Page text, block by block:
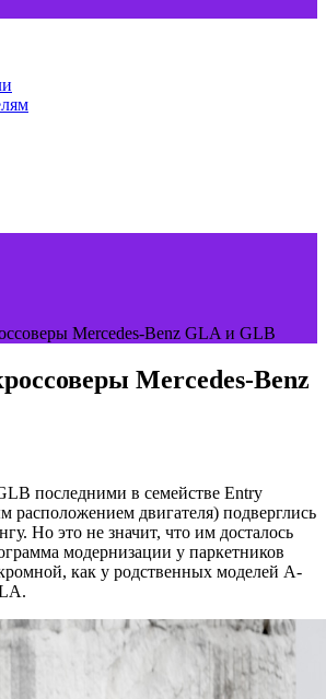
Mercedes-Benz GLA и GLB
Mercedes-Benz
последними в семействе Entry
расположением двигателя) подверглись
Но это не значит, что им досталось
модернизации у паркетников
как у родственных моделей A-